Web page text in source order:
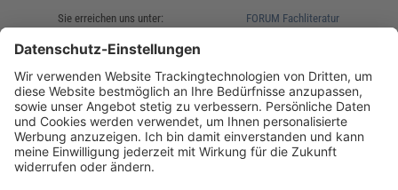
Sie erreichen uns unter:
(08233) 38 11 23
service@forum-verlag.com
Mo-Do 07:30 - 17:00 Uhr
Fr 07:30 - 15:00 Uhr
FORUM Fachliteratur
Folgen Sie uns